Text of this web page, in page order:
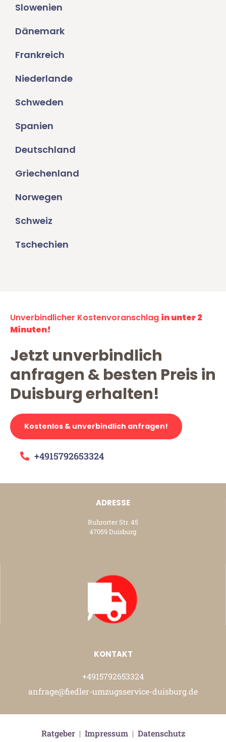
Slowenien
Dänemark
Frankreich
Niederlande
Schweden
Spanien
Deutschland
Griechenland
Norwegen
Schweiz
Tschechien
Unverbindlicher Kostenvoranschlag in unter 2
Minuten!
Jetzt unverbindlich
anfragen & besten Preis in
Duisburg erhalten!
Kostenlos & unverbindlich anfragen!
+4915792653324
ADRESSE
Ruhrorter Str. 45
47059 Duisburg
KONTAKT
+4915792653324
anfrage@fiedler-umzugsservice-duisburg.de
Ratgeber| Impressum| Datenschutz